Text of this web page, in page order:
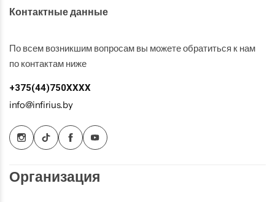
Контактные данные
По всем возникшим вопросам вы можете обратиться к нам
по контактам ниже
+375(44)750XXXX
info@infirius.by
Организация